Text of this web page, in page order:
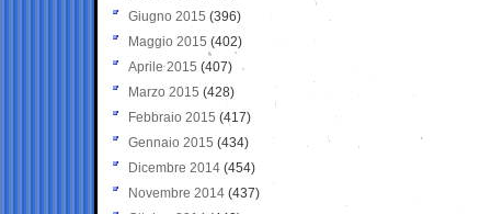
Giugno 2015 (396)
Maggio 2015 (402)
Aprile 2015 (407)
Marzo 2015 (428)
Febbraio 2015 (417)
Gennaio 2015 (434)
Dicembre 2014 (454)
Novembre 2014 (437)